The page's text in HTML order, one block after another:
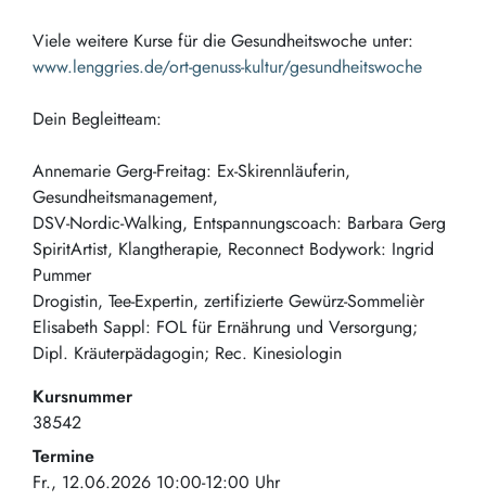
Viele weitere Kurse für die Gesundheitswoche unter:
www.lenggries.de/ort-genuss-kultur/gesundheitswoche
Dein Begleitteam:
Annemarie Gerg-Freitag: Ex-Skirennläuferin,
Gesundheitsmanagement,
DSV-Nordic-Walking, Entspannungscoach: Barbara Gerg
SpiritArtist, Klangtherapie, Reconnect Bodywork: Ingrid
Pummer
Drogistin, Tee-Expertin, zertifizierte Gewürz-Sommelièr
Elisabeth Sappl: FOL für Ernährung und Versorgung;
Dipl. Kräuterpädagogin; Rec. Kinesiologin
Kursnummer
38542
Termine
Fr., 12.06.2026 10:00-12:00 Uhr